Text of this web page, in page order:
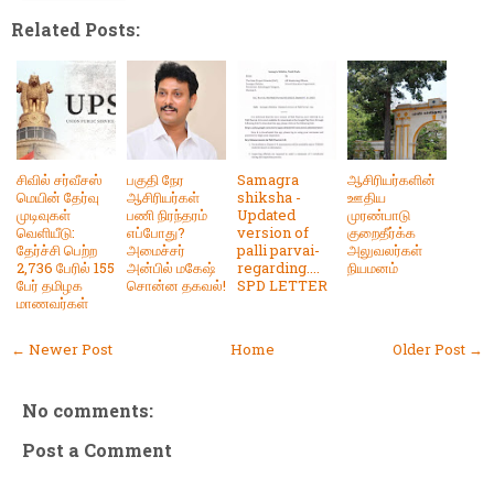
Related Posts:
சிவில் சர்வீசஸ்
மெயின் தேர்வு
முடிவுகள்
வெளியீடு:
தேர்ச்சி பெற்ற
2,736 பேரில் 155
பேர் தமிழக
மாணவர்கள்
பகுதி நேர
ஆசிரியர்கள்
பணி நிரந்தரம்
எப்போது?
அமைச்சர்
அன்பில் மகேஷ்
சொன்ன தகவல்!
Samagra
shiksha -
Updated
version of
palli parvai-
regarding....
SPD LETTER
ஆசிரியர்களின்
ஊதிய
முரண்பாடு
குறைதீர்க்க
அலுவலர்கள்
நியமனம்
← Newer Post Older Post →
Home
No comments:
Post a Comment